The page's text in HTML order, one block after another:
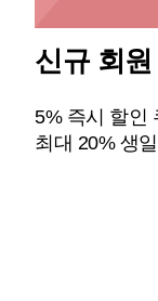
신규 회원
5% 즉시 할인
최대 20% 생